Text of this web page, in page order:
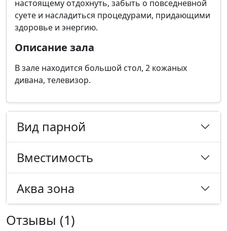
настоящему отдохнуть, забыть о повседневной
суете и насладиться процедурами, придающими
здоровье и энергию.
Описание зала
В зале находится большой стол, 2 кожаных
дивана, телевизор.
Вид парной
Вместимость
Аква зона
Отзывы (1)